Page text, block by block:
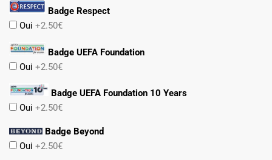
Badge Respect
Oui +2.50€
Badge UEFA Foundation
Oui +2.50€
Badge UEFA Foundation 10 Years
Oui +2.50€
Badge Beyond
Oui +2.50€